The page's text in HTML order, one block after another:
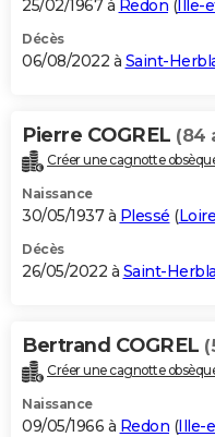
25/02/1967 à Redon ( Ille-
Décès
06/08/2022 à Saint-
Pierre COGREL (84
Créer une cagnotte
Naissance
30/05/1937 à Plessé (
Décès
26/05/2022 à Saint-
Bertrand COGREL
Créer une cagnotte
Naissance
09/05/1966 à Redon (Ille-